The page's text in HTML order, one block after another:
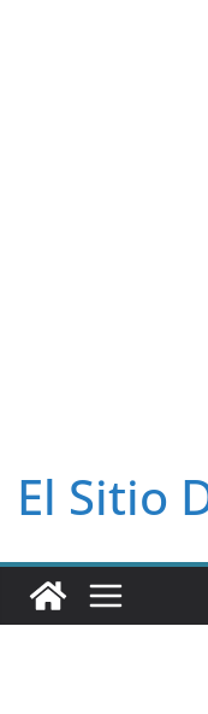
El Sitio